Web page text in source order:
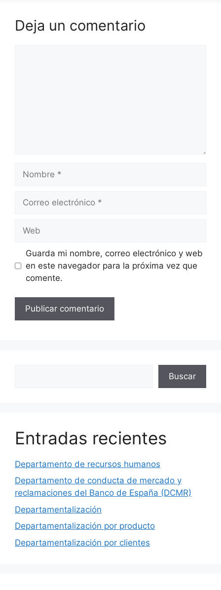
Deja un comentario
Nombre
Correo
Web
Guarda mi nombre, correo electrónico y web
en este navegador para la próxima vez que
comente.
Buscar
Entradas recientes
Departamento de recursos humanos
Departamento de conducta de mercado y
reclamaciones del Banco de España (DCMR)
Departamentalización
Departamentalización por producto
Departamentalización por clientes